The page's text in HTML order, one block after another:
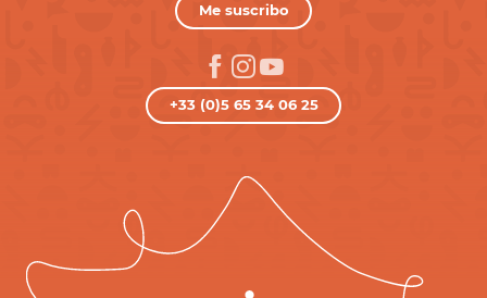
Me suscribo
+33 (0)5 65 34 06 25